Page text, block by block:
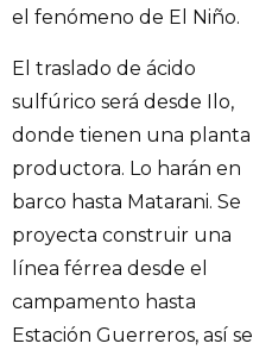
el fenómeno de El Niño.
El traslado de ácido
sulfúrico será desde Ilo,
donde tienen una planta
productora. Lo harán en
barco hasta Matarani. Se
proyecta construir una
línea férrea desde el
campamento hasta
Estación Guerreros, así se